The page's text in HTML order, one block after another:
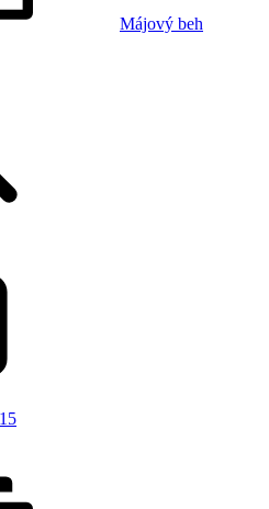
Májový beh